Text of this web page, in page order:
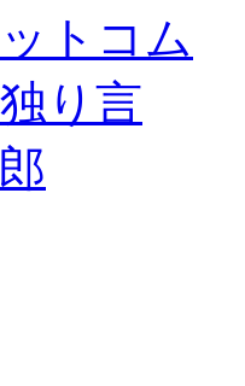
トコム
り言